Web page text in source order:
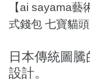
【ai sayama藝
式錢包 七寶貓
日本傳統圖
設計。